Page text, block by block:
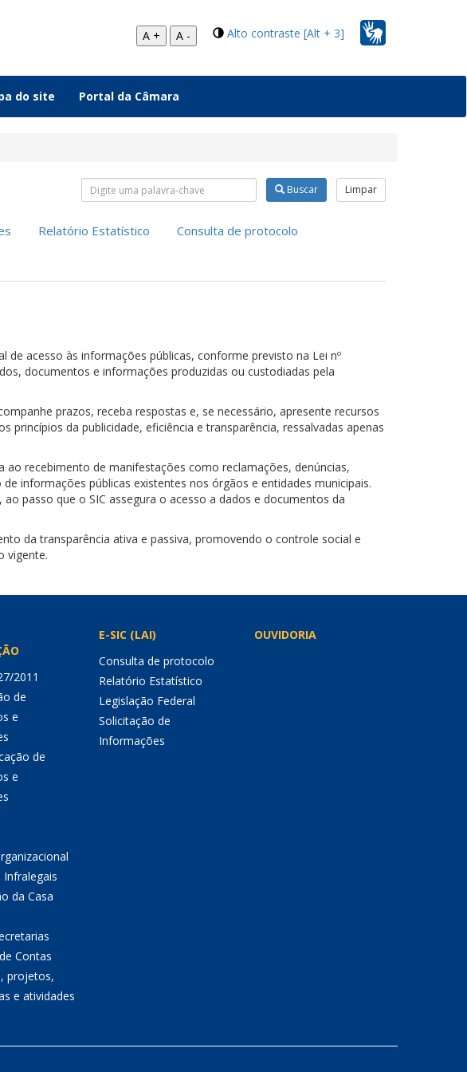
Alto contraste [Alt + 3]
A + A -
do site Portal da Câmara
Pesquisar nas abas Buscar Limpar
Relatório Estatístico Consulta de protocolo
acesso às informações públicas, conforme previsto na Lei nº
documentos e informações produzidas ou custodiadas pela
prazos, receba respostas e, se necessário, apresente recursos
da publicidade, eficiência e transparência, ressalvadas apenas
ao recebimento de manifestações como reclamações, denúncias,
informações públicas existentes nos órgãos e entidades municipais.
passo que o SIC assegura o acesso a dados e documentos da
da transparência ativa e passiva, promovendo o controle social e
vigente.
2011
de
e
de
e
Infralegais
da Casa
Contas
projetos,
e atividades
E-SIC (LAI)
Consulta de protocolo
Relatório Estatístico
Legislação Federal
Solicitação de
Informações
OUVIDORIA